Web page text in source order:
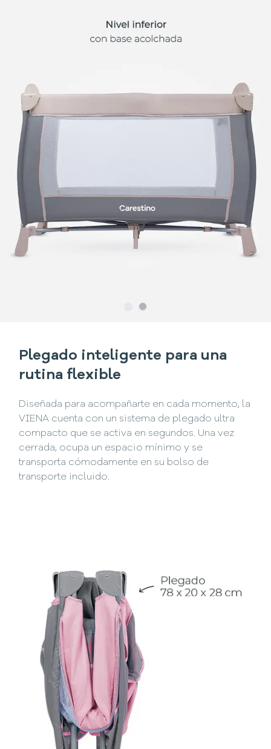
SlideSlide
Plegado inteligente para una
rutina flexible
Diseñada para acompañarte en cada momento, la
VIENA cuenta con un sistema de plegado ultra
compacto que se activa en segundos. Una vez
cerrada, ocupa un espacio mínimo y se
transporta cómodamente en su bolso de
transporte incluido.